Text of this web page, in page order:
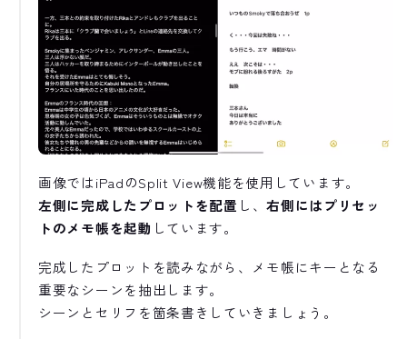
画像ではiPadのSplit View機能を使用しています。
左側に完成したプロットを配置 し、右側にはプリセッ
トのメモ帳を起動 しています。
完成したプロットを読みながら、メモ帳にキーとなる
重要なシーンを抽出します。
シーンとセリフを箇条書きしていきましょう。